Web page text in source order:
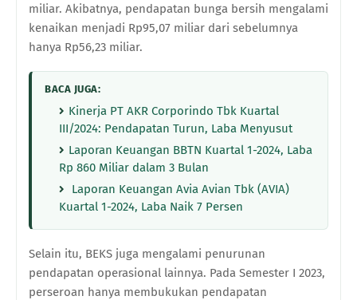
miliar. Akibatnya, pendapatan bunga bersih mengalami
kenaikan menjadi Rp95,07 miliar dari sebelumnya
hanya Rp56,23 miliar.
BACA JUGA:
Kinerja PT AKR Corporindo Tbk Kuartal
III/2024: Pendapatan Turun, Laba Menyusut
Laporan Keuangan BBTN Kuartal 1-2024, Laba
Rp 860 Miliar dalam 3 Bulan
Laporan Keuangan Avia Avian Tbk (AVIA)
Kuartal 1-2024, Laba Naik 7 Persen
Selain itu, BEKS juga mengalami penurunan
pendapatan operasional lainnya. Pada Semester I 2023,
perseroan hanya membukukan pendapatan